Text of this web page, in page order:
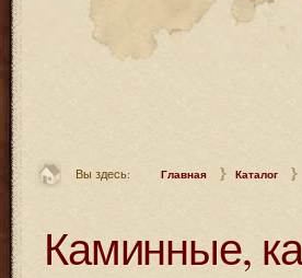
Вы здесь: Главная Каталог
Каминные,